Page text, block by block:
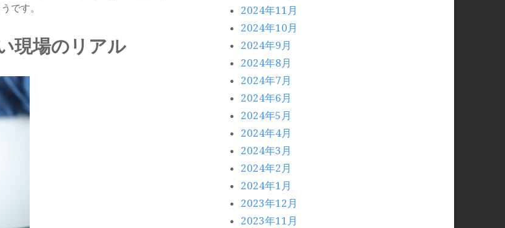
です。
現場のリアル
2024年11月
2024年10月
2024年9月
2024年8月
2024年7月
2024年6月
2024年5月
2024年4月
2024年3月
2024年2月
2024年1月
2023年12月
2023年11月